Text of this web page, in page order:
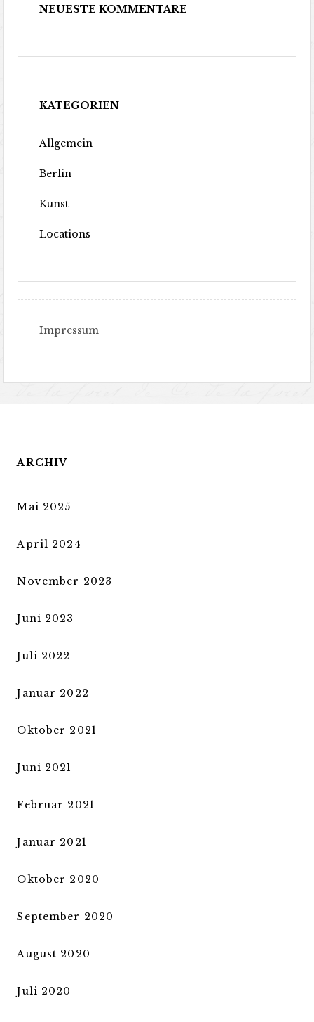
NEUESTE KOMMENTARE
KATEGORIEN
Allgemein
Berlin
Kunst
Locations
Impressum
ARCHIV
Mai 2025
April 2024
November 2023
Juni 2023
Juli 2022
Januar 2022
Oktober 2021
Juni 2021
Februar 2021
Januar 2021
Oktober 2020
September 2020
August 2020
Juli 2020